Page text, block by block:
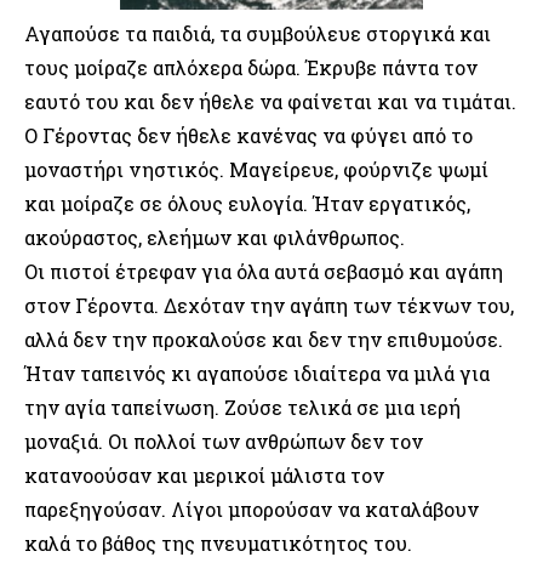
Αγαπούσε τα παιδιά, τα συμβούλευε στοργικά και
τους μοίραζε απλόχερα δώρα. Έκρυβε πάντα τον
εαυτό του και δεν ήθελε να φαίνεται και να τιμάται.
Ο Γέροντας δεν ήθελε κανένας να φύγει από το
μοναστήρι νηστικός. Μαγείρευε, φούρνιζε ψωμί
και μοίραζε σε όλους ευλογία. Ήταν εργατικός,
ακούραστος, ελεήμων και φιλάνθρωπος.
Οι πιστοί έτρεφαν για όλα αυτά σεβασμό και αγάπη
στον Γέροντα. Δεχόταν την αγάπη των τέκνων του,
αλλά δεν την προκαλούσε και δεν την επιθυμούσε.
Ήταν ταπεινός κι αγαπούσε ιδιαίτερα να μιλά για
την αγία ταπείνωση. Ζούσε τελικά σε μια ιερή
μοναξιά. Οι πολλοί των ανθρώπων δεν τον
κατανοούσαν και μερικοί μάλιστα τον
παρεξηγούσαν. Λίγοι μπορούσαν να καταλάβουν
καλά το βάθος της πνευματικότητος του.